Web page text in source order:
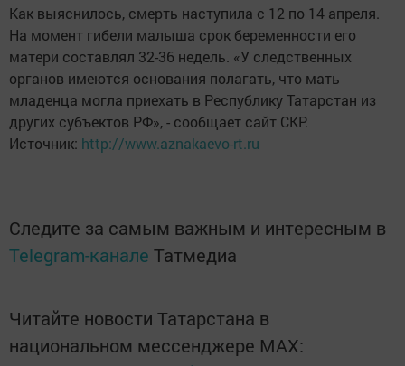
Как выяснилось, смерть наступила с 12 по 14 апреля.
На момент гибели малыша срок беременности его
матери составлял 32-36 недель. «У следственных
органов имеются основания полагать, что мать
младенца могла приехать в Республику Татарстан из
других субъектов РФ», - сообщает сайт СКР.
Источник: http://www.aznakaevo-rt.ru
Следите за самым важным и интересным в
Telegram-канале Татмедиа
Читайте новости Татарстана в
национальном мессенджере MАХ: